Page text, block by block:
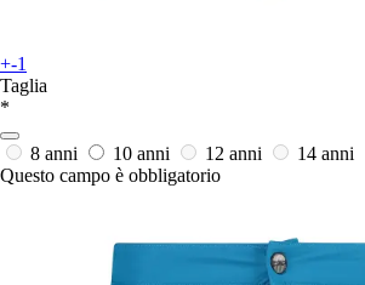
+-1
Taglia
*
8 anni 10 anni 12 anni
14 anni
Questo campo è obbligatorio